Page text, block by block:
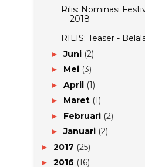
Rilis: Nominasi
2018
RILIS: Teaser -
►Juni (2)
► Mei (3)
► April (1)
► Maret (1)
► Februari (2)
►Januari (2)
► 2017 (25)
► 2016 (16)